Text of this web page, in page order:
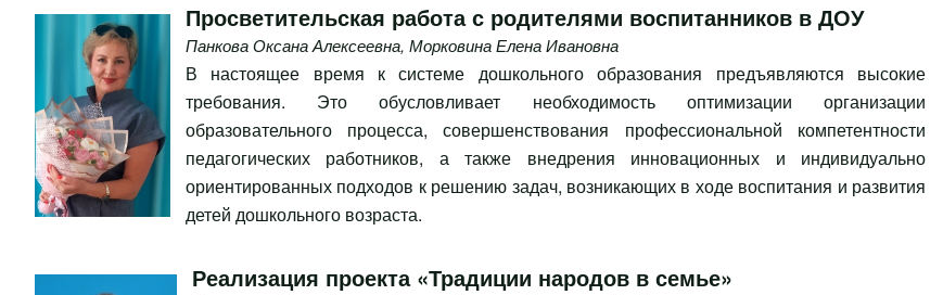
Просветительская работа с родителями воспитанников в ДОУ
Панкова Оксана Алексеевна, Морковина Елена Ивановна
В настоящее время к системе дошкольного образования предъявляются высокие
требования. Это обусловливает необходимость оптимизации организации
образовательного процесса, совершенствования профессиональной компетентности
педагогических работников, а также внедрения инновационных и индивидуально
ориентированных подходов к решению задач, возникающих в ходе воспитания и развития
детей дошкольного возраста.
Реализация проекта «Традиции народов в семье»